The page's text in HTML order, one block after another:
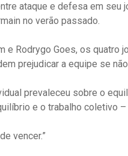
ataque e defesa em seu
no verão passado.
e Rodrygo Goes, os quatro
prejudicar a equipe se
prevaleceu sobre o
e o trabalho coletivo
vencer.”